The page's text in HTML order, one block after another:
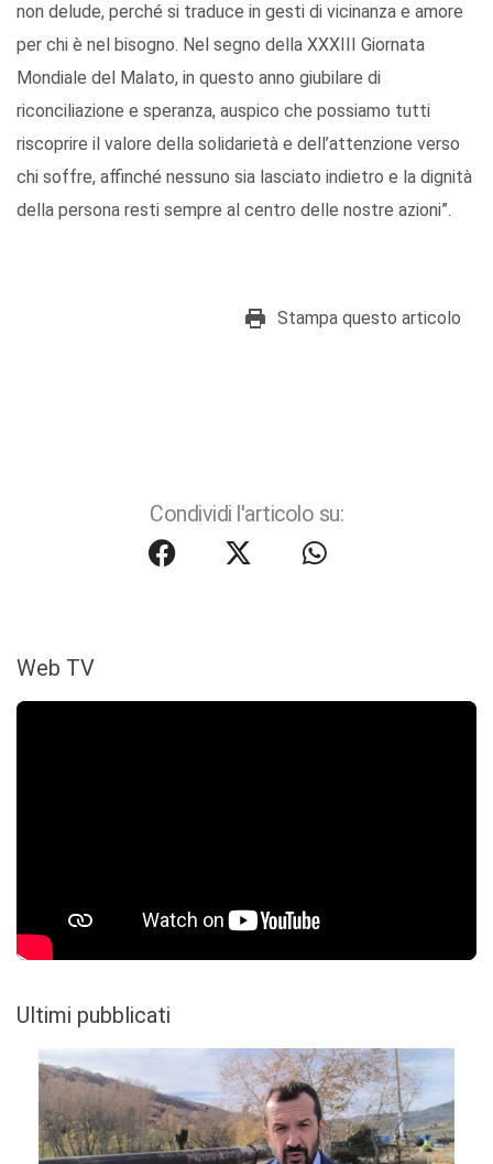
non delude, perché si traduce in gesti di vicinanza e amore
per chi è nel bisogno. Nel segno della XXXIII Giornata
Mondiale del Malato, in questo anno giubilare di
riconciliazione e speranza, auspico che possiamo tutti
riscoprire il valore della solidarietà e dell’attenzione verso
chi soffre, affinché nessuno sia lasciato indietro e la dignità
della persona resti sempre al centro delle nostre azioni”.
Stampa questo articolo
Condividi l'articolo su:
Web TV
Ultimi pubblicati